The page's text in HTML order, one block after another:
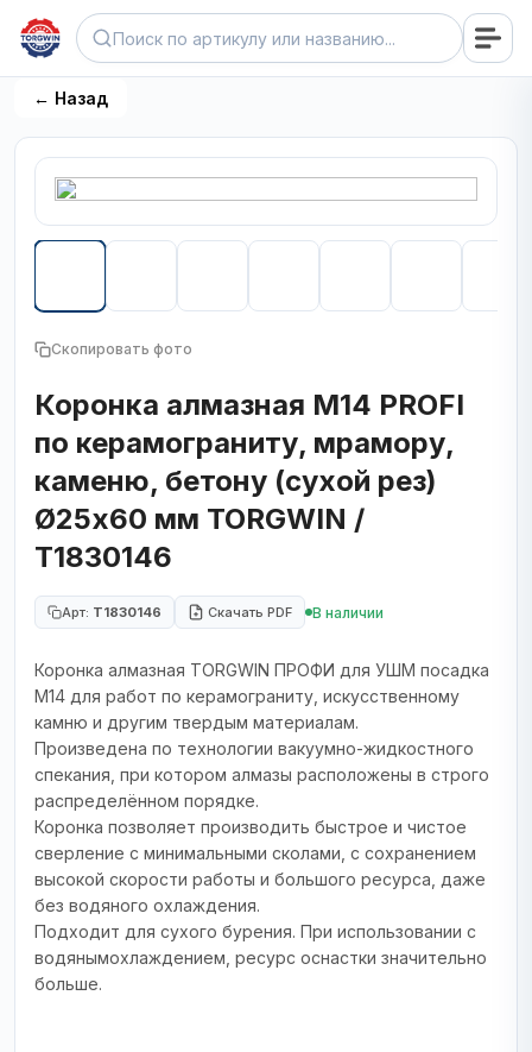
← Назад
Скопировать фото
Коронка алмазная М14 PROFI
по керамограниту, мрамору,
каменю, бетону (сухой рез)
Ø25х60 мм TORGWIN /
T1830146
Арт: T1830146 Скачать PDF В наличии
Коронка алмазная TORGWIN ПРОФИ для УШМ посадка
М14 для работ по керамограниту, искусственному
камню и другим твердым материалам.
Произведена по технологии вакуумно-жидкостного
спекания, при котором алмазы расположены в строго
распределённом порядке.
Коронка позволяет производить быстрое и чистое
сверление с минимальными сколами, с сохранением
высокой скорости работы и большого ресурса, даже
без водяного охлаждения.
Подходит для сухого бурения. При использовании с
водянымохлаждением, ресурс оснастки значительно
больше.